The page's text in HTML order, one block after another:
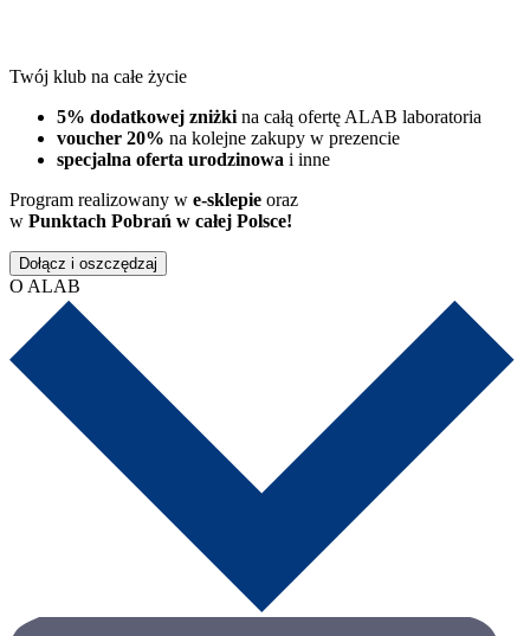
Twój klub na całe życie
5% dodatkowej zniżki na całą ofertę ALAB laboratoria
voucher 20% na kolejne zakupy w prezencie
specjalna oferta urodzinowa i inne
Program realizowany w e-sklepie oraz
w Punktach Pobrań w całej Polsce!
Dołącz i oszczędzaj
O ALAB